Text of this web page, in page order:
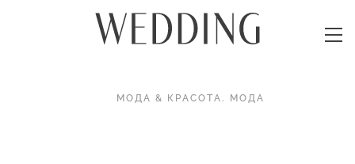
МОДА & КРАСОТА. МОДА